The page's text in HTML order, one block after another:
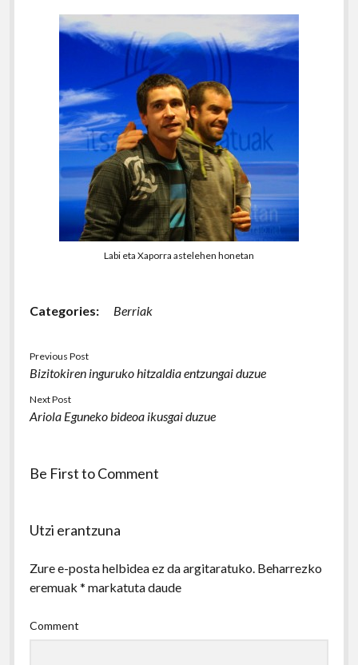
Labi eta Xaporra astelehen honetan
Categories: Berriak
Previous Post
Bizitokiren inguruko hitzaldia entzungai duzue
Next Post
Ariola Eguneko bideoa ikusgai duzue
Be First to Comment
Utzi erantzuna
Zure e-posta helbidea ez da argitaratuko. Beharrezko
eremuak * markatuta daude
Comment